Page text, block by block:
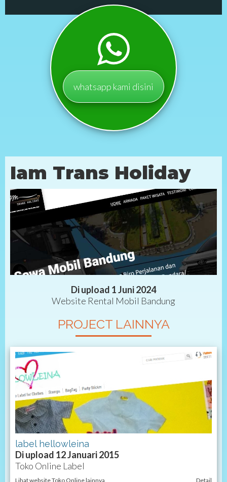
whatsapp kami disini
Iam Trans Holiday
Di upload 1 Juni 2024
Website Rental Mobil Bandung
PROJECT LAINNYA
label hellowleina
Di upload 12 Januari 2015
Toko Online Label
Lihat website Toko Online lainnya Detail